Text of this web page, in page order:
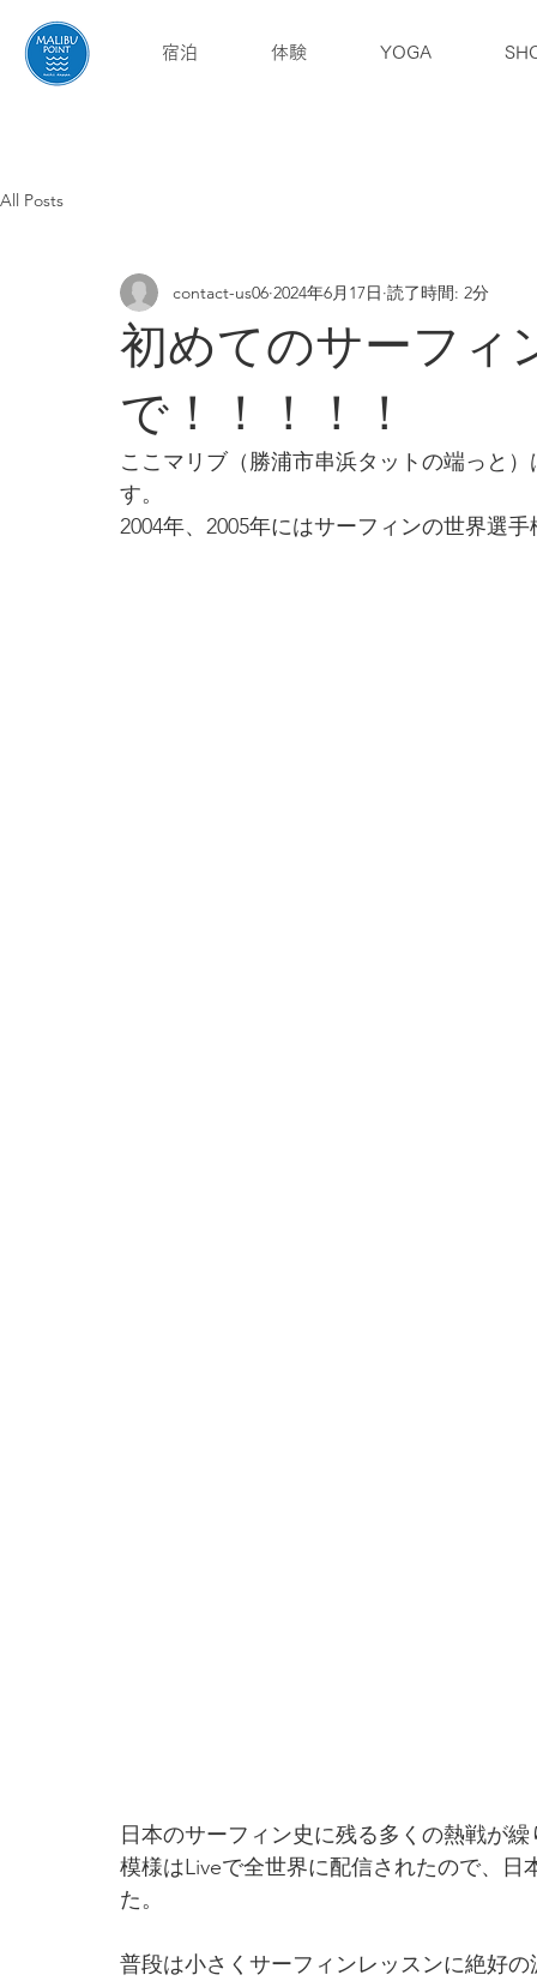
宿泊 体験 YOGA
All Posts
初めてのサーフィ
で！！！！！
contact-us06 2024年6月17日 読了時間: 2分
ここマリブ（勝浦市串浜タットの端っと
す。
2004年、2005年にはサーフィンの世界選
日本のサーフィン史に残る多くの熱戦が
模様はLiveで全世界に配信されたので、
た。
普段は小さくサーフィンレッスンに絶好